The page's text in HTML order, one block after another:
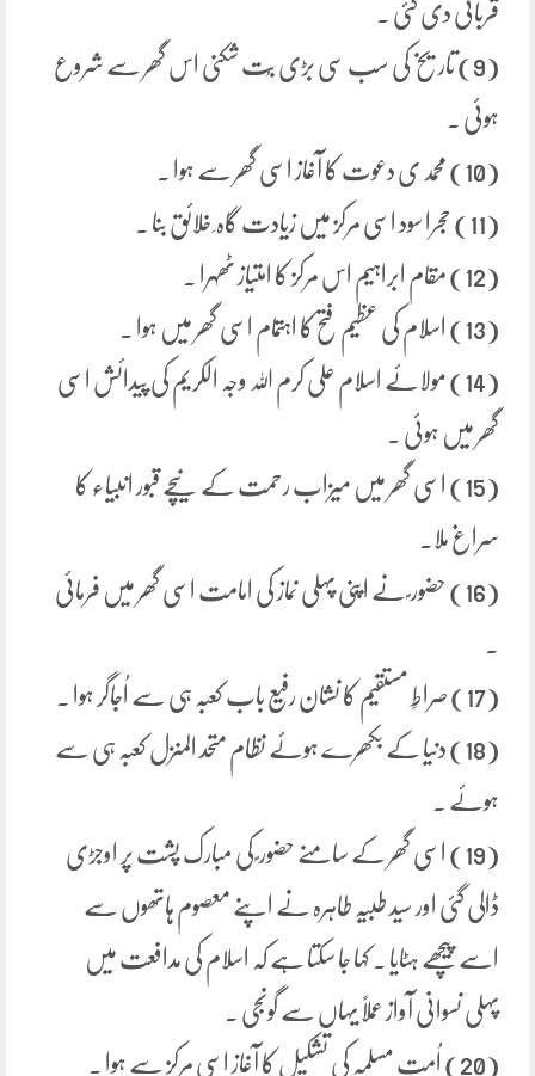
قربانی دی گئی ۔
(9) تاریخ کی سب سی بڑی بُت شکنی اس گھر سے شروع
ہوئی ۔
(10) محمد ی دعوت کا آغاز اسی گھر سے ہوا ۔
(11) حجرا سود اسی مرکز میں زیادت گاہ ِ خلائق بنا ۔
(12) مقام ابراہیم اس مرکز کا امتیاز ٹھہرا ۔
(13) اسلام کی عظیم فتح کا اہتمام اسی گھر میں ہوا ۔
(14) مولائے اسلام علی کرم اللہ وجہ الکریم کی پیدائش اسی
گھر میں ہوئی ۔
(15) اسی گھر میں میزاب رحمت کے نیچے قبور انبیاء کا
سراغ ملا۔
(16) حضور ؐ نے اپنی پہلی نماز کی امامت اسی گھر میں فرمائی
(17) صراطِ مستقیم کا نشان رفیع باب کعبہ ہی سے اُجاگر ہوا ۔
(18) دنیا کے بکھرے ہوئے نظام متحد المنزل کعبہ ہی سے
ہوئے ۔
(19) اسی گھر کے سامنے حضور ؐ کی مبارک پشت پر اوجڑی
ڈالی گئی اور سید طبیہ طاہرہ نے اپنے معصوم ہاتھوں سے
اسے پیچھے ہٹایا ۔ کہا جا سکتا ہے کہ اسلام کی مدافعت میں
پہلی نسوانی آواز عملاً یہاں سے گونجی ۔
(20) اُمت مسلمہ کی تشکیل کا آغاز اسی مرکز سے ہوا ۔